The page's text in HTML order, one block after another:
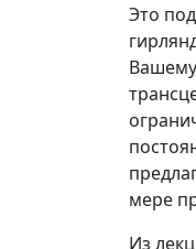
Это
мере
Из